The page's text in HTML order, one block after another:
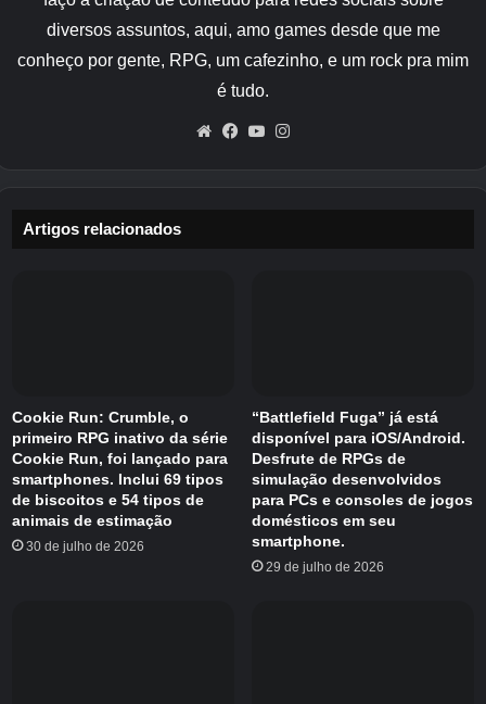
estrutura em torno de um ecossistema vivo
onde os animais se comportam de acordo com
padrões naturais. Você pode rastrear 15
espécies distintas, com animações detalhadas
e comportamentos influenciados por fatores
Os encontros podem variar desde a
Outros animais selvagens incluem javalis,
muflões, chacais dourados e gansos cinzentos,
cada um ocupando biomas específicos no
mapa.
Way of the Hunter – Wild Europe apresenta
balística avançada, física do vento em tempo
diversos assuntos, aqui, amo games desde que me
conheço por gente, RPG, um cafezinho, e um rock pra mim
é tudo.
WebsiteFacebook
YouTube
Artigos relacionados
Cookie Run: Crumble, o
primeiro RPG inativo da série
Cookie Run, foi lançado para
smartphones. Inclui 69 tipos
de biscoitos e 54 tipos de
animais de estimação
30 de julho de 2026
“Battlefield Fuga” já está
disponível para iOS/Android.
Desfrute de RPGs de
simulação desenvolvidos
para PCs e consoles de jogos
domésticos em seu
smartphone.
29 de julho de 2026